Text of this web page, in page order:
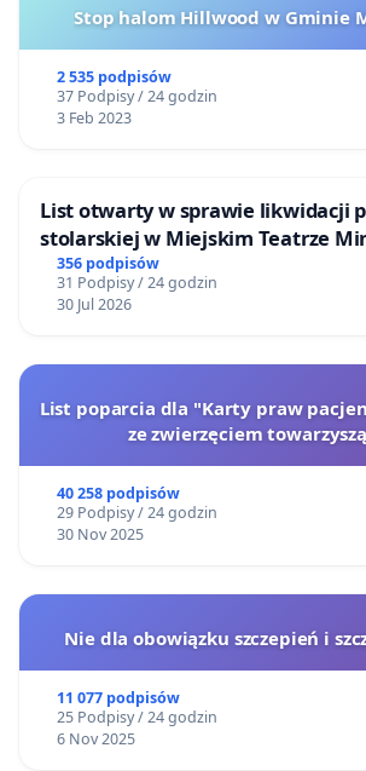
Stop halom Hillwood w Gminie
2 535 podpisów
37 Podpisy / 24 godzin
3 Feb 2023
List otwarty w sprawie likwidacji
stolarskiej w Miejskim Teatrze
Gdańsku
356 podpisów
31 Podpisy / 24 godzin
30 Jul 2026
List poparcia dla "Karty praw
ze zwierzęciem
40 258 podpisów
29 Podpisy / 24 godzin
30 Nov 2025
Nie dla obowiązku szczepień i
11 077 podpisów
25 Podpisy / 24 godzin
6 Nov 2025